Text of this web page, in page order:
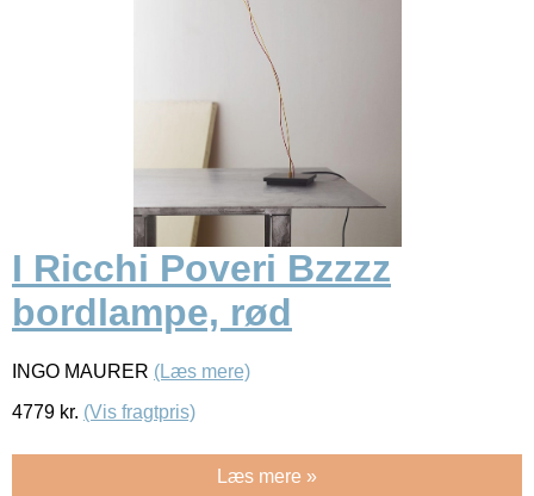
I Ricchi Poveri Bzzzz
bordlampe, rød
INGO MAURER (Læs mere)
4779 kr. (Vis fragtpris)
Læs mere »